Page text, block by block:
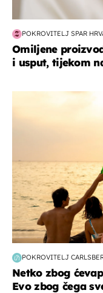
POKROVITELJ SPAR
Omiljene
i usput, tijekom
POKROVITELJ
Netko zbog
Evo zbog čega